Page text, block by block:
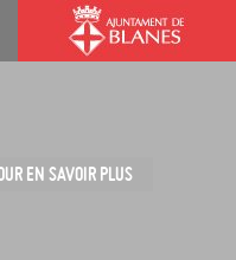
EN SAVOIR PLUS